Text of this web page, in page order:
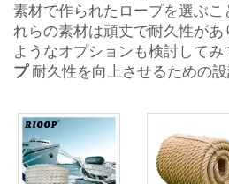
素材で作られたロープを選ぶこ
れらの素材は頑丈で耐久性が
ようなオプションも検討してみ
プ 耐久性を向上させるための設